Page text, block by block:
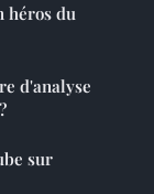
héros du
d'analyse
sur